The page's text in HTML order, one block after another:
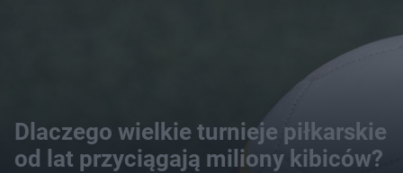
Dlaczego wielkie turnieje piłkarskie
od lat przyciągają miliony kibiców?